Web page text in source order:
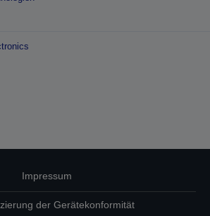
Impressum
der Gerätekonformität